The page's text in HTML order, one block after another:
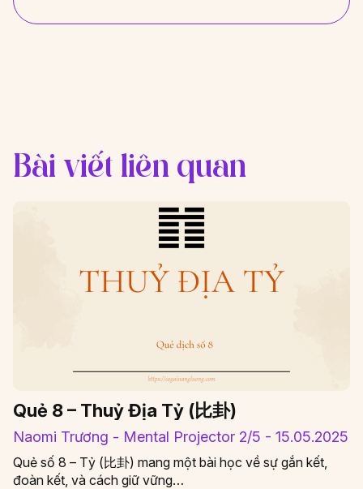
Bài viết liên quan
Quẻ 8 – Thuỷ Địa Tỷ (比卦)
Naomi Trương - Mental Projector 2/5 - 15.05.2025
Quẻ số 8 – Tỷ (比卦) mang một bài học về sự gắn kết,
đoàn kết, và cách giữ vững…